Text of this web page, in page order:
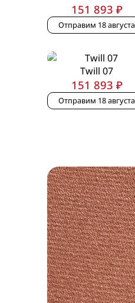
151 893 ₽
Отправим 18 августа
Twill 07
151 893 ₽
Отправим 18 августа